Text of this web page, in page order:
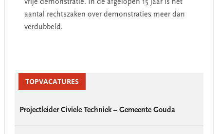
vrije demonstratie. In de afgelopen 15 jaar is het
aantal rechtszaken over demonstraties meer dan
verdubbeld.
SidebarTOPVACATURES
Projectleider Civiele Techniek – Gemeente Gouda